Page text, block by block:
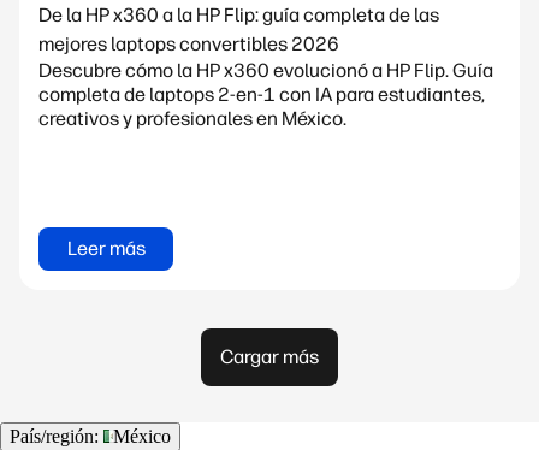
De la HP x360 a la HP Flip: guía completa de las
mejores laptops convertibles 2026
Descubre cómo la HP x360 evolucionó a HP Flip. Guía
completa de laptops 2-en-1 con IA para estudiantes,
creativos y profesionales en México.
Leer más
Cargar más
País/región:
México